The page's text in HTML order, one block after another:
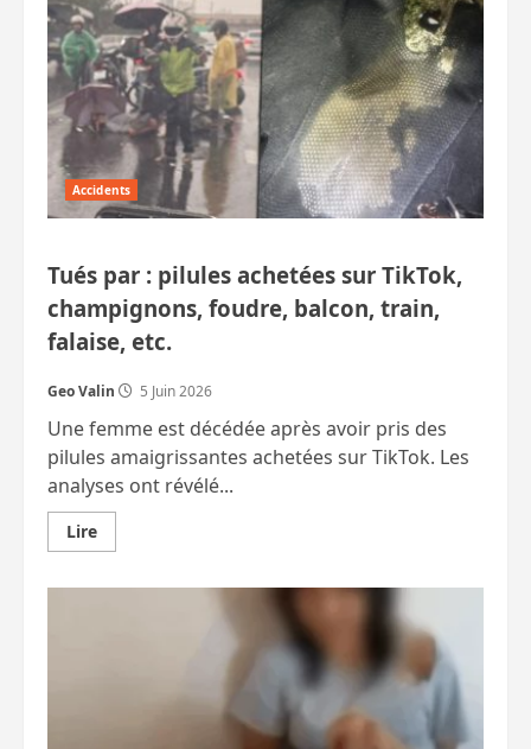
Accidents
Tués par : pilules achetées sur TikTok,
champignons, foudre, balcon, train,
falaise, etc.
Geo Valin 5 Juin 2026
Une femme est décédée après avoir pris des
pilules amaigrissantes achetées sur TikTok. Les
analyses ont révélé...
LireEn
savoir